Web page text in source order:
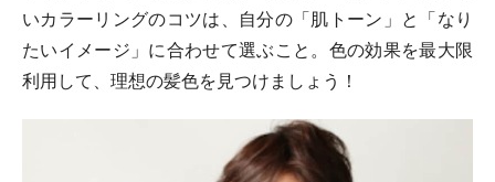
いカラーリングのコツは、自分の「肌トーン」と「なり
たいイメージ」に合わせて選ぶこと。色の効果を最大限
利用して、理想の髪色を見つけましょう！